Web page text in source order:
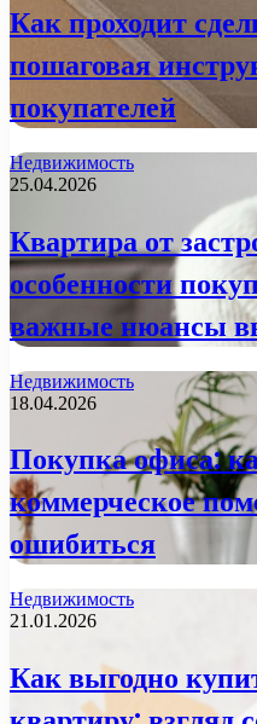
Как проходит
пошаговая
покупателей
Недвижимость
25.04.2026
Квартира от
особенности
важные нюансы
Недвижимость
18.04.2026
Покупка офиса:
коммерческое
ошибиться
Недвижимость
21.01.2026
Как выгодно